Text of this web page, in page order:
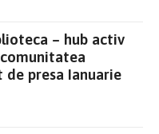
– hub activ
presa Ianuarie